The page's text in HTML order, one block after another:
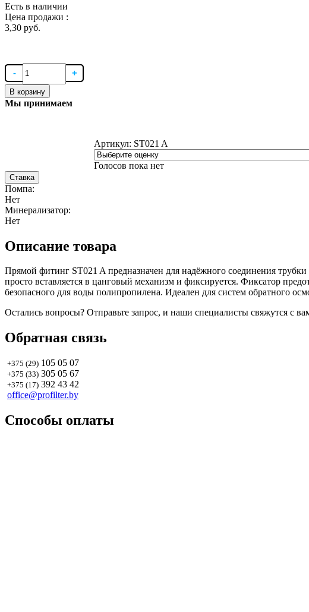
Есть в наличии
Цена продажи :
3,30 руб.
В корзину
Мы принимаем
Артикул: ST021 A
Голосов пока нет
Ставка
Помпа:
Нет
Минерализатор:
Нет
Описание товара
Прямой фитинг ST021 A предназначен для надёжного соединения
просто вставляется в цанговый механизм и фиксируется. Фиксатор
безопасного для воды полипропилена. Идеален для систем обратного
Остались вопросы? Отправьте запрос, и наши специалисты свяжутся с
Обратная связь
+375 (29) 105 05 07
+375 (33) 305 05 67
+375 (17) 392 43 42
office@profilter.by
Способы оплаты